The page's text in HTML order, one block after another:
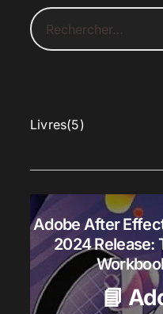
R
e
c
r
Livres 55
d
i
t
Adobe After
2024 Release:
📘